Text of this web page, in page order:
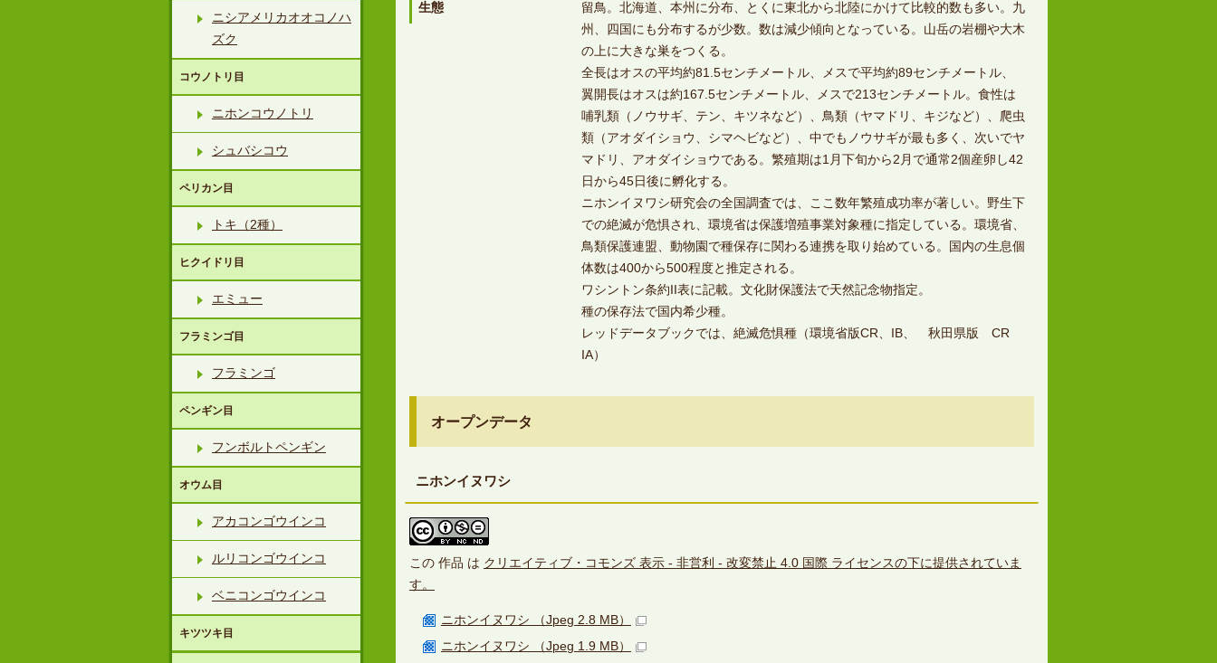
生態
留鳥。北海道、本州に分布、とくに東北から北陸にかけて比較的数も多い。九
州、四国にも分布するが少数。数は減少傾向となっている。山岳の岩棚や大木
の上に大きな巣をつくる。
全長はオスの平均約81.5センチメートル、メスで平均約89センチメートル、
翼開長はオスは約167.5センチメートル、メスで213センチメートル。食性は
哺乳類（ノウサギ、テン、キツネなど）、鳥類（ヤマドリ、キジなど）、爬虫
類（アオダイショウ、シマヘビなど）、中でもノウサギが最も多く、次いでヤ
マドリ、アオダイショウである。繁殖期は1月下旬から2月で通常2個産卵し42
日から45日後に孵化する。
ニホンイヌワシ研究会の全国調査では、ここ数年繁殖成功率が著しい。野生下
での絶滅が危惧され、環境省は保護増殖事業対象種に指定している。環境省、
鳥類保護連盟、動物園で種保存に関わる連携を取り始めている。国内の生息個
体数は400から500程度と推定される。
ワシントン条約II表に記載。文化財保護法で天然記念物指定。
種の保存法で国内希少種。
レッドデータブックでは、絶滅危惧種（環境省版CR、IB、 秋田県版 CR
IA）
オープンデータ
ニホンイヌワシ
この 作品 は クリエイティブ・コモンズ 表示 - 非営利 - 改変禁止 4.0 国際 ライセンスの下に提供されていま
す。
ニホンイヌワシ （Jpeg 2.8 MB）
ニホンイヌワシ （Jpeg 1.9 MB）
ニシアメリカオオコノハ
ズク
コウノトリ目
ニホンコウノトリ
シュバシコウ
ペリカン目
トキ（2種）
ヒクイドリ目
エミュー
フラミンゴ目
フラミンゴ
ペンギン目
フンボルトペンギン
オウム目
アカコンゴウインコ
ルリコンゴウインコ
ベニコンゴウインコ
キツツキ目